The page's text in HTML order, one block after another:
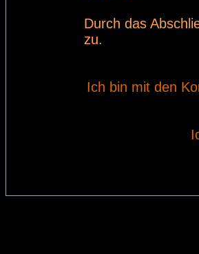
Durch das
zu.
Ich bin mit den